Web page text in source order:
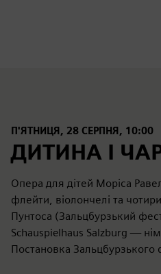
П'ЯТНИЦЯ, 28 СЕРПНЯ, 10:00
ДИТИНА І
Опера для дітей Моріса
флейти, віолончелі та
Пунтоса (Зальцбурзький
Schauspielhaus Salzburg —
Постановка